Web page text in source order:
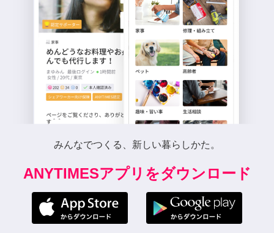
みんなでつくる、新しい暮らしかた。
ANYTIMESアプリをダウンロード